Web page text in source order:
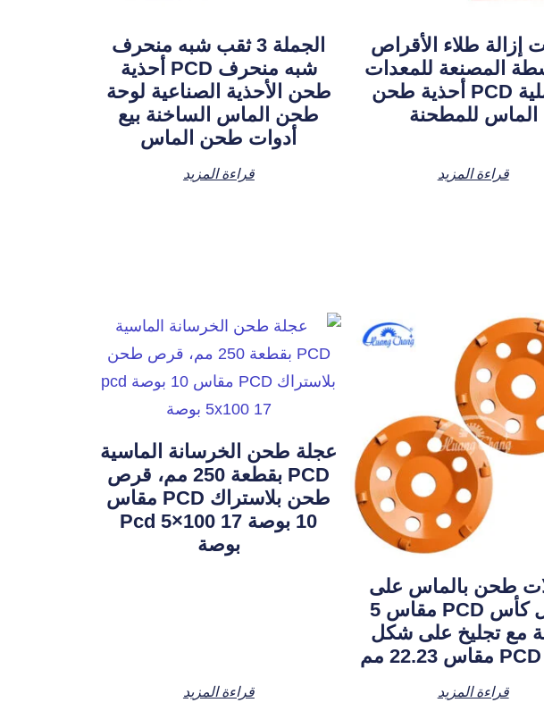
إزالة طلاء الأقراص
المصنعة للمعدات
الأصلية PCD أحذية طحن
الماس للمطحنة
قراءة المزيد
الجملة 3 ثقب شبه منحرف
شبه منحرف PCD أحذية
طحن الأحذية الصناعية لوحة
طحن الماس الساخنة بيع
أدوات طحن الماس
قراءة المزيد
طحن بالماس على
شكل كأس PCD مقاس 5
مع تجليخ على شكل
قراءة المزيد
عجلة طحن الخرسانة الماسية
PCD بقطعة 250 مم، قرص
طحن بلاستراك PCD مقاس
10 بوصة Pcd 5×100 17
بوصة
قراءة المزيد